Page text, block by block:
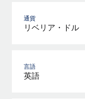
通貨
リベリア・ドル
言語
英語